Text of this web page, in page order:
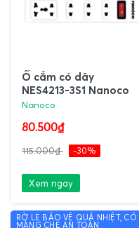
Ổ cắm có dây
NES4213-3S1 Nanoco
Nanoco
80.500₫
115.000₫ -30%
Xem ngay
RỜ LE BẢO VỆ QUÁ NHIỆT, CÓ
MÀNG CHE AN TOÀN